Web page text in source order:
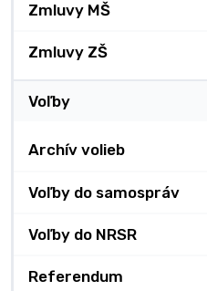
Zmluvy MŠ
Zmluvy ZŠ
Voľby
Archív volieb
Voľby do samospráv
Voľby do NRSR
Referendum